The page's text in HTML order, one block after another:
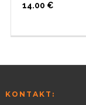
14.00 €
KONTAKT: